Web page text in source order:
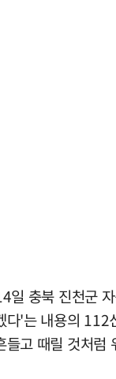
일 충북 진천군
다'는 내용의 112
들고 때릴 것처럼